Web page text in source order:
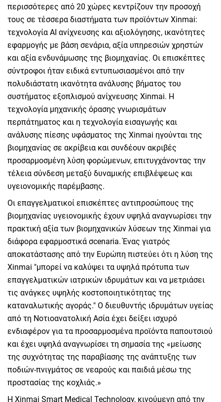
περισσότερες από 20 χώρες κεντρίζουν την προσοχή
τους σε τέσσερα διαστήματα των προϊόντων Xinmai:
τεχνολογία AI ανίχνευσης και αξιολόγησης, ικανότητες
εφαρμογής με βάση σενάρια, αξία υπηρεσιών χρηστών
και αξία ενδυνάμωσης της βιομηχανίας. Οι επισκέπτες
σύντροφοι ήταν ειδικά εντυπωσιασμένοι από την
πολυδιάστατη ικανότητα ανάλυσης βήματος του
συστήματος εξοπλισμού ανίχνευσης Xinmai. Η
τεχνολογία μηχανικής όρασης γνωρισμάτων
περπάτηματος και η τεχνολογία εισαγωγής και
ανάλυσης πίεσης υφάσματος της Xinmai ηγούνται της
βιομηχανίας σε ακρίβεια και συνδέουν ακριβές
προσαρμοσμένη λύση φορώμενων, επιτυγχάνοντας την
τέλεια σύνδεση μεταξύ δυναμικής επιβλέψεως και
υγειονομικής παρέμβασης.
Οι επαγγελματικοί επισκέπτες αντιπροσώπους της
βιομηχανίας υγειονομικής έχουν υψηλά αναγνωρίσει την
πρακτική αξία των βιομηχανικών λύσεων της Xinmai για
διάφορα εφαρμοστικά σcenaria. Ένας γιατρός
αποκατάστασης από την Ευρώπη πιστεύει ότι η λύση της
Xinmai "μπορεί να καλύψει τα υψηλά πρότυπα των
επαγγελματικών ιατρικών ιδρυμάτων και να μετριάσει
τις ανάγκες υψηλής κοστοποιητικότητας της
καταναλωτικής αγοράς." Ο διευθυντής ιδρυμάτων υγείας
από τη Νοτιοανατολική Ασία έχει δείξει ισχυρό
ενδιαφέρον για τα προσαρμοσμένα προϊόντα παπουτσιού
και έχει υψηλά αναγνωρίσει τη σημασία της «μείωσης
της συχνότητας της παραβίασης της ανάπτυξης των
ποδιών-πνιγμάτος σε νεαρούς και παιδιά μέσω της
προστασίας της κοχλιάς.»
Η Xinmai Smart Medical Technology, κινούμενη από την